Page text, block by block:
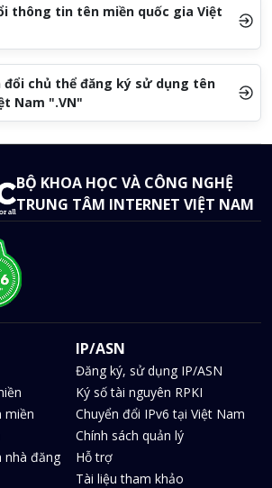
thông tin tên miền quốc gia Việt
đổi chủ thể đăng ký sử dụng tên
Nam ".VN"
BỘ KHOA HỌC VÀ CÔNG NGHỆ
TRUNG TÂM INTERNET VIỆT NAM
miền
nhà đăng
IP/ASN
Đăng ký, sử dụng IP/ASN
Ký số tài nguyên RPKI
Chuyển đổi IPv6 tại Việt Nam
Chính sách quản lý
Hỗ trợ
Tài liệu tham khảo